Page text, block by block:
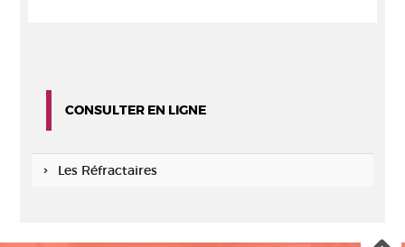
CONSULTER EN LIGNE
Les Réfractaires